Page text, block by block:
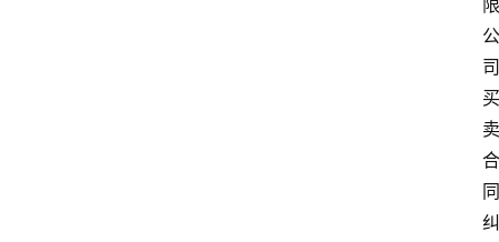
限
公
司
买
卖
合
同
纠